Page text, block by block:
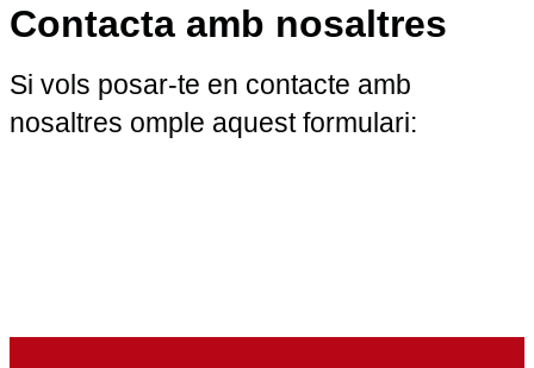
Contacta amb nosaltres
Si vols posar-te en contacte amb
nosaltres omple aquest formulari: